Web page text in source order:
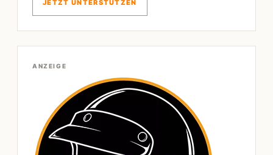
JETZT UNTERSTÜTZEN
ANZEIGE